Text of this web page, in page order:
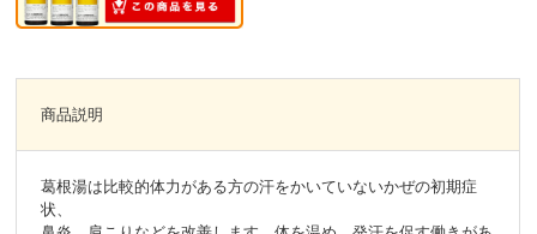
商品説明
葛根湯は比較的体力がある方の汗をかいていないかぜの初期症
状、